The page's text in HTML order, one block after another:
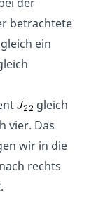
betrachtete
ein
gleich
vier. Das
wir in die
rechts